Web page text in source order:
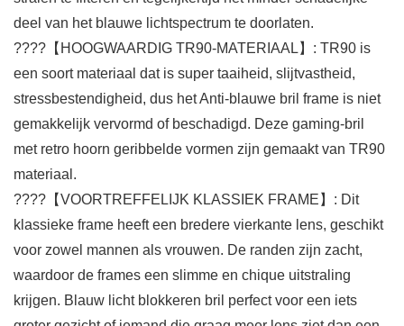
deel van het blauwe lichtspectrum te doorlaten.
????【HOOGWAARDIG TR90-MATERIAAL】: TR90 is
een soort materiaal dat is super taaiheid, slijtvastheid,
stressbestendigheid, dus het Anti-blauwe bril frame is niet
gemakkelijk vervormd of beschadigd. Deze gaming-bril
met retro hoorn geribbelde vormen zijn gemaakt van TR90
materiaal.
????【VOORTREFFELIJK KLASSIEK FRAME】: Dit
klassieke frame heeft een bredere vierkante lens, geschikt
voor zowel mannen als vrouwen. De randen zijn zacht,
waardoor de frames een slimme en chique uitstraling
krijgen. Blauw licht blokkeren bril perfect voor een iets